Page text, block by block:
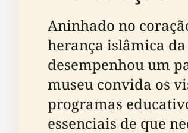
Aninhado no
herança islâmica da
desempenhou um
museu convida os
programas
essenciais de que